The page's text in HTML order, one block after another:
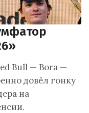
Bull — Bora —
довёл гонку
на